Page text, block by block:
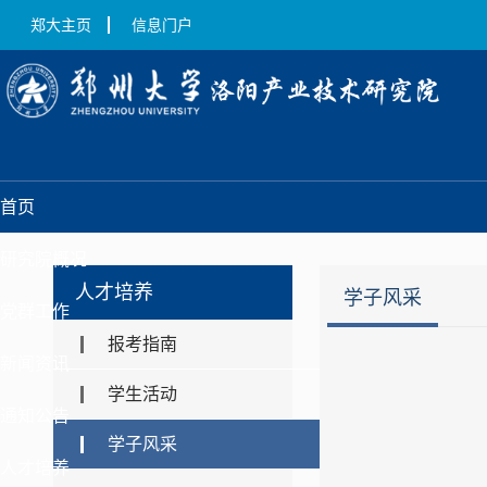
郑大主页 信息门户
首页
党群工作
通知公告
人才培养
人才培养
报考指南
学生活动
学子风采
学子风采